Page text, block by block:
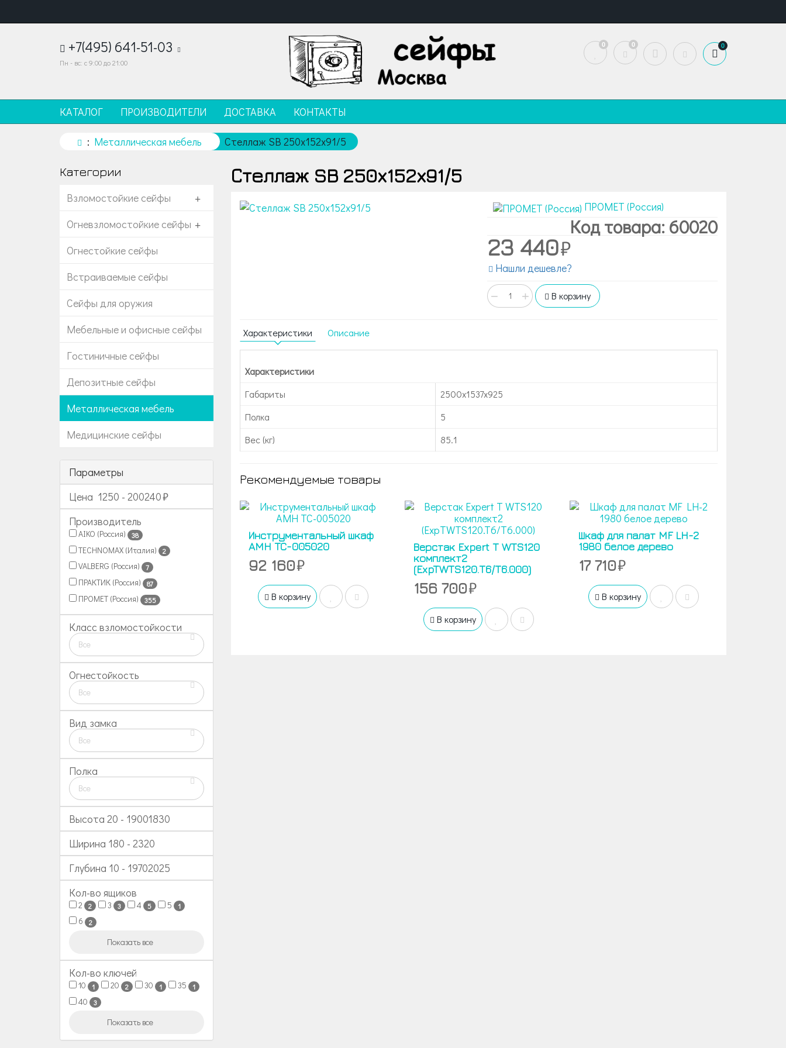
+7(495) 641-51-03
Пн - вс: с 9:00 до 21:00
0 0 0
КАТАЛОГ ПРОИЗВОДИТЕЛИ ДОСТАВКА КОНТАКТЫ
Металлическая мебель Стеллаж SB 250x152x91/5
Категории
Взломостойкие сейфы +
Огневзломостойкие сейфы +
Огнестойкие сейфы
Встраиваемые сейфы
Сейфы для оружия
Мебельные и офисные сейфы
Гостиничные сейфы
Депозитные сейфы
Металлическая мебель
Медицинские сейфы
Параметры
Цена 1250 - 200240
Производитель
AIKO (Россия) 38
TECHNOMAX (Италия) 2
VALBERG (Россия) 7
ПРАКТИК (Россия) 87
ПРОМЕТ (Россия) 355
Класс взломостойкости
Все
Огнестойкость
Все
Вид замка
Все
Полка
Все
Высота 20 - 19001830
Ширина 180 - 2320
Глубина 10 - 19702025
Кол-во ящиков
2 2 3 3 4 5 5 1
6 2
Показать все
Кол-во ключей
10 1 20 2 30 1 35 1
40 3
Показать все
Стеллаж SB 250x152x91/5
ПРОМЕТ (Россия)
Код товара: 60020
23 440
Нашли дешевле?
− + В корзину
Характеристики Описание
Характеристики
Габариты
2500x1537x925
Полка
5
Вес (кг)
85.1
Рекомендуемые товары
Инструментальный шкаф
AMH TC-005020
92 160
В корзину
Верстак Expert T WTS120
комплект2
(ExpTWTS120.T6/T6.000)
156 700
В корзину
Шкаф для палат MF LH-2
1980 белое дерево
17 710
В корзину